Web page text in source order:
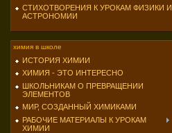
СТИХОТВОРЕНИЯ К УРОКАМ ФИЗИКИ И
АСТРОНОМИИ
химия в школе
ИСТОРИЯ ХИМИИ
ХИМИЯ - ЭТО ИНТЕРЕСНО
ШКОЛЬНИКАМ О ПРЕВРАЩЕНИИ
ЭЛЕМЕНТОВ
МИР, СОЗДАННЫЙ ХИМИКАМИ
РАБОЧИЕ МАТЕРИАЛЫ К УРОКАМ
ХИМИИ